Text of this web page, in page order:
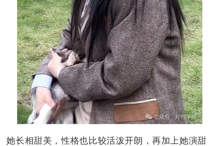
她长相甜美，性格也比较活泼开朗，再加上她演甜